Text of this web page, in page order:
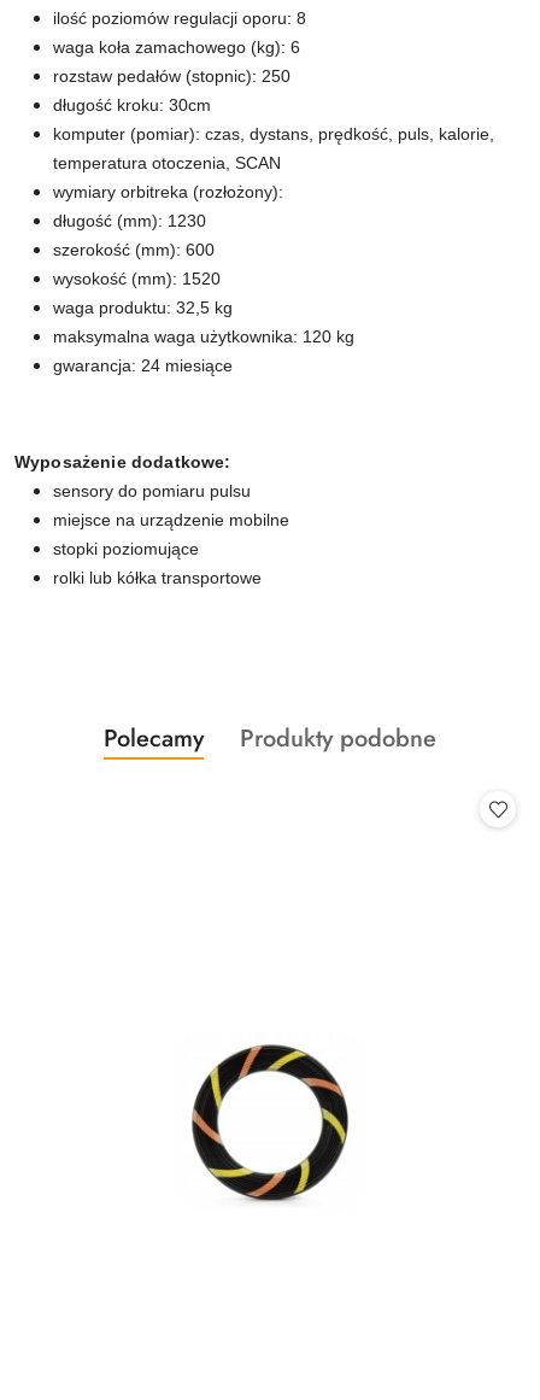
ilość poziomów regulacji oporu: 8
waga koła zamachowego (kg): 6
rozstaw pedałów (stopnic): 250
długość kroku: 30cm
komputer (pomiar): czas, dystans, prędkość, puls, kalorie,
temperatura otoczenia, SCAN
wymiary orbitreka (rozłożony):
długość (mm): 1230
szerokość (mm): 600
wysokość (mm): 1520
waga produktu: 32,5 kg
maksymalna waga użytkownika: 120 kg
gwarancja: 24 miesiące
Wyposażenie dodatkowe:
sensory do pomiaru pulsu
miejsce na urządzenie mobilne
stopki poziomujące
rolki lub kółka transportowe
Pomiń karuzelę produktów
Produkty
o
Polecamy
Produkty
Produkty podobne